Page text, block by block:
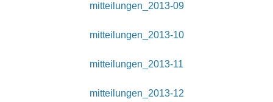
mitteilungen_2013-09
mitteilungen_2013-10
mitteilungen_2013-11
mitteilungen_2013-12